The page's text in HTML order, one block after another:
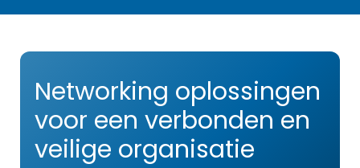
Networking oplossingen
voor een verbonden en
veilige organisatie